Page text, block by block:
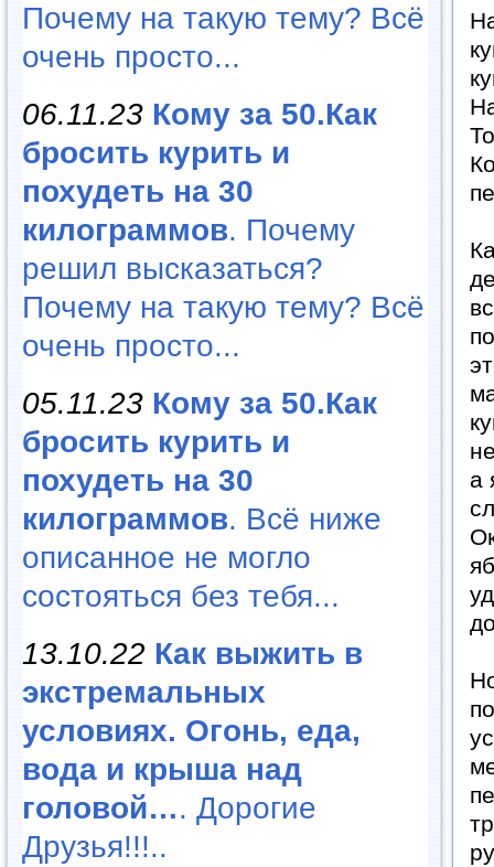
Почему на такую тему? Всё
очень просто...
06.11.23 Кому за 50.Как
бросить курить и
похудеть на 30
килограммов. Почему
решил высказаться?
Почему на такую тему? Всё
очень просто...
05.11.23 Кому за 50.Как
бросить курить и
похудеть на 30
килограммов. Всё ниже
описанное не могло
состояться без тебя...
13.10.22 Как выжить в
экстремальных
условиях. Огонь, еда,
вода и крыша над
головой…. Дорогие
Друзья!!!..
а